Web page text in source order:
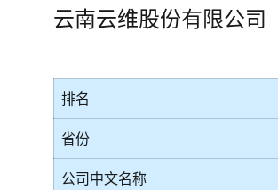
云南云维股份有限公司
排名
省份
公司中文名称